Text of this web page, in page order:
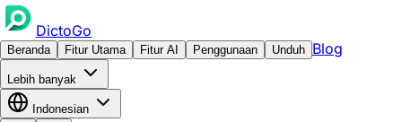
DictoGo
Beranda Fitur Utama Fitur AI Penggunaan Unduh Blog
Lebih banyak
Indonesian